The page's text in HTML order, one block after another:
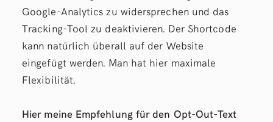
Google-Analytics zu widersprechen und das
Tracking-Tool zu deaktivieren. Der Shortcode
kann natürlich überall auf der Website
eingefügt werden. Man hat hier maximale
Flexibilität.
Hier meine Empfehlung für den Opt-Out-Text